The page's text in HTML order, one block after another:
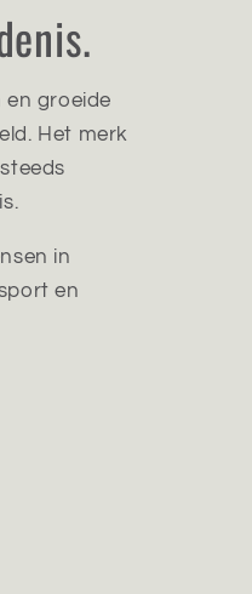
groeide
Het merk
in
en